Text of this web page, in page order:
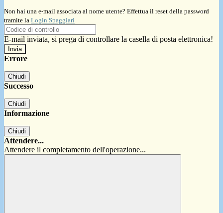
Non hai una e-mail associata al nome utente? Effettua il reset della password
tramite la Login Spaggiari
E-mail inviata, si prega di controllare la casella di posta elettronica!
Errore
Chiudi
Successo
Chiudi
Informazione
Chiudi
Attendere...
Attendere il completamento dell'operazione...